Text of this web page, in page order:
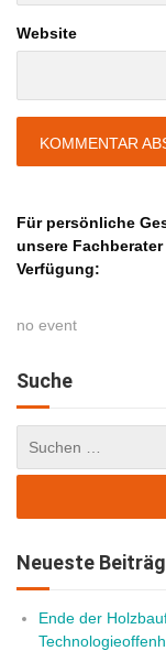
Website
Für persönliche
unsere
Verfügung:
no event
Suche
Neueste
Ende der